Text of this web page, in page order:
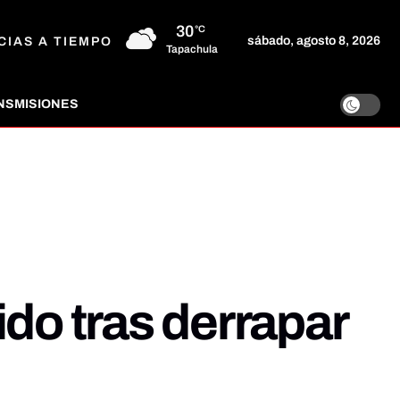
A TIEMPO
30°C
Tapachula
sábado, agosto 8, 2026
tras derrapar